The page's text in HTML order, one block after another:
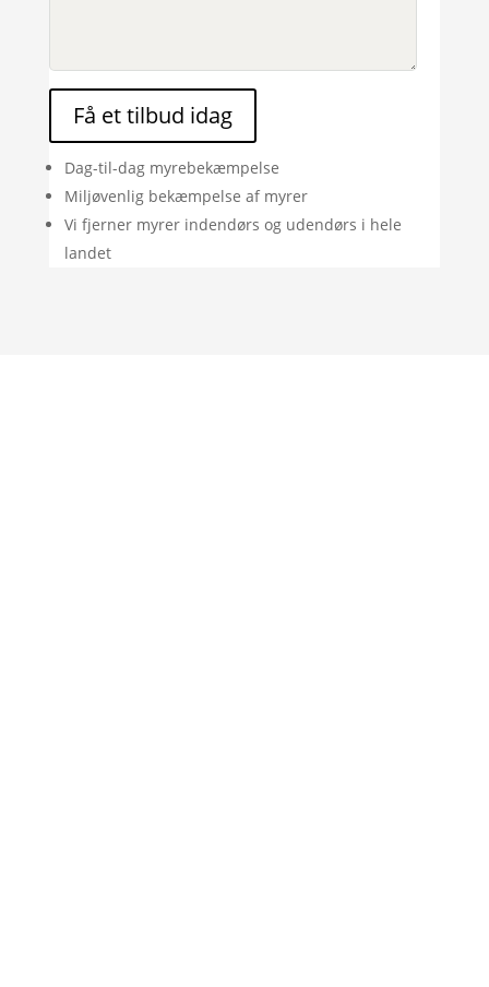
Få et tilbud idag
Dag-til-dag myrebekæmpelse
Miljøvenlig bekæmpelse af myrer
Vi fjerner myrer indendørs og udendørs i hele
landet